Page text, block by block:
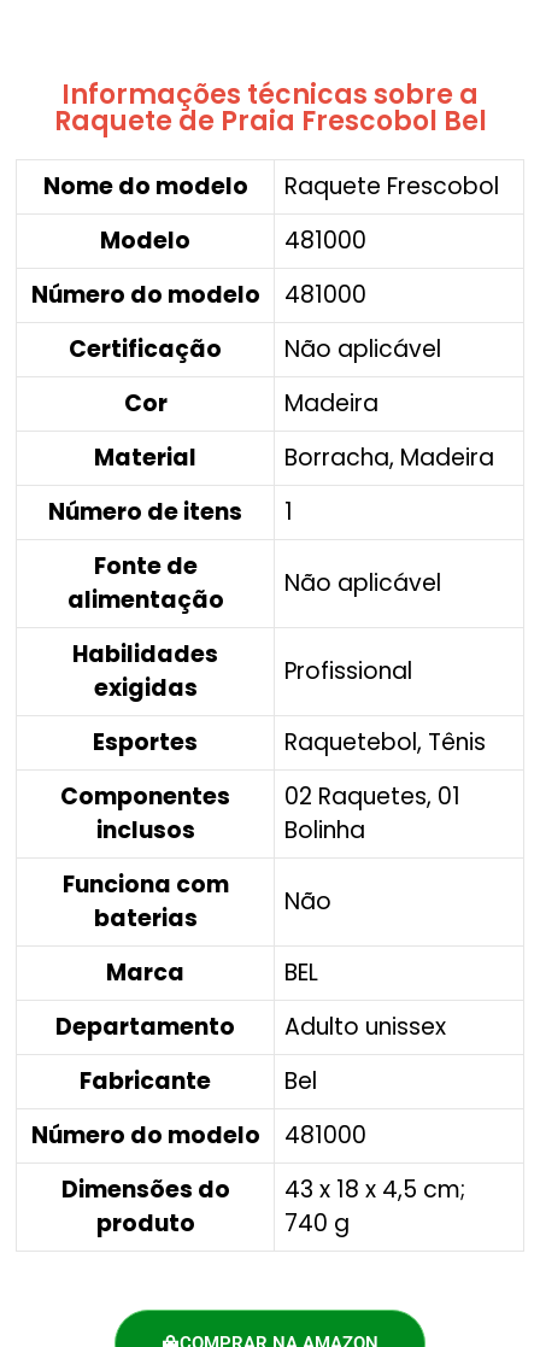
Informações técnicas sobre a
Raquete de Praia Frescobol Bel
Nome do modelo
‎Raquete Frescobol
Modelo
‎481000
Número do modelo
‎481000
Certificação
‎Não aplicável
Cor
‎Madeira
Material
‎Borracha, Madeira
Número de itens
‎1
Fonte de
alimentação
‎Não aplicável
Habilidades
exigidas
‎Profissional
Esportes
‎Raquetebol, Tênis
Componentes
inclusos
‎02 Raquetes, 01
Bolinha
Funciona com
baterias
‎Não
Marca
‎BEL
Departamento
‎Adulto unissex
Fabricante
‎Bel
Número do modelo
‎481000
Dimensões do
produto
‎43 x 18 x 4,5 cm;
740 g